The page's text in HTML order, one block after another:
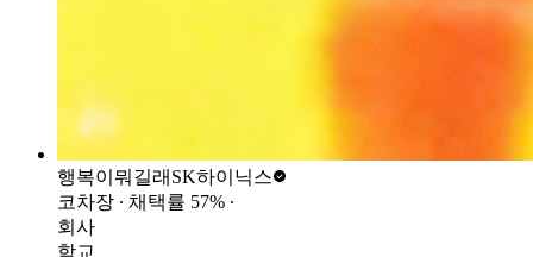
행복이뭐길래 SK하이닉스
코차장 ∙ 채택률 57% ∙
회사
학교